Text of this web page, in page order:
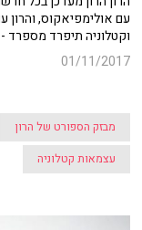
עם אולימפיאקוס,
וקטלוניה תיפרד מספרד
01/11/2017
מבזק הספורט של הרון
עצמאות קטלוניה